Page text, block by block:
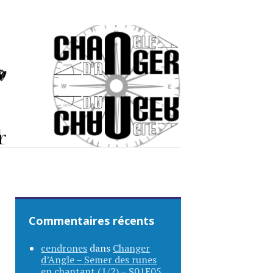
Commentaires récents
cendrones dans Changer
d’Angle – Semer des runes